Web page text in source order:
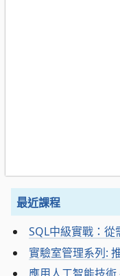
最近課程
SQL中級實戰：
實驗室管理系列: